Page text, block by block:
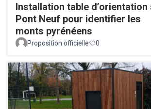
Installation table d’orientation
Pont Neuf pour identifier les
monts pyrénéens
Proposition officielle 0